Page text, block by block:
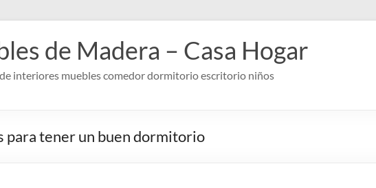
de Madera – Casa Hogar
interiores muebles comedor dormitorio escritorio niños
para tener un buen dormitorio